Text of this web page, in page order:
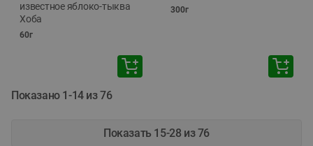
известное яблоко-тыква
Хоба
60г
300г
Показано 1-14 из 76
Показать 15-28 из 76